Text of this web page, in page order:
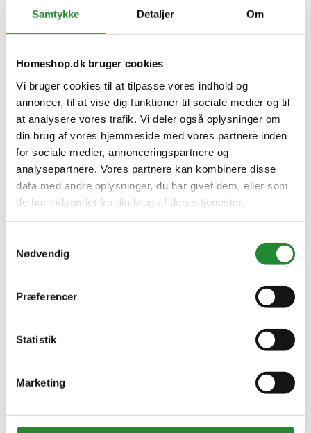
Samtykke Detaljer Om
Homeshop.dk bruger cookies
Vi bruger cookies til at tilpasse vores indhold og
annoncer, til at vise dig funktioner til sociale medier og til
at analysere vores trafik. Vi deler også oplysninger om
din brug af vores hjemmeside med vores partnere inden
for sociale medier, annonceringspartnere og
analysepartnere. Vores partnere kan kombinere disse
data med andre oplysninger, du har givet dem, eller som
de har indsamlet fra din brug af deres tjenester.
Nødvendig
Præferencer
Statistik
Marketing
Skriv produktanmeldelse
Ingen kundeanmeldelser for øjeblikket
Treasure Seeker Metal detektor - MD4030P
Treasure Seeker Metal detektor